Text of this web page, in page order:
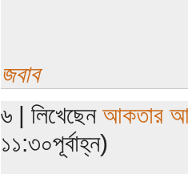
জবাব
৬ | লিখেছেন আকতার
১১:৩০পূর্বাহ্ন)